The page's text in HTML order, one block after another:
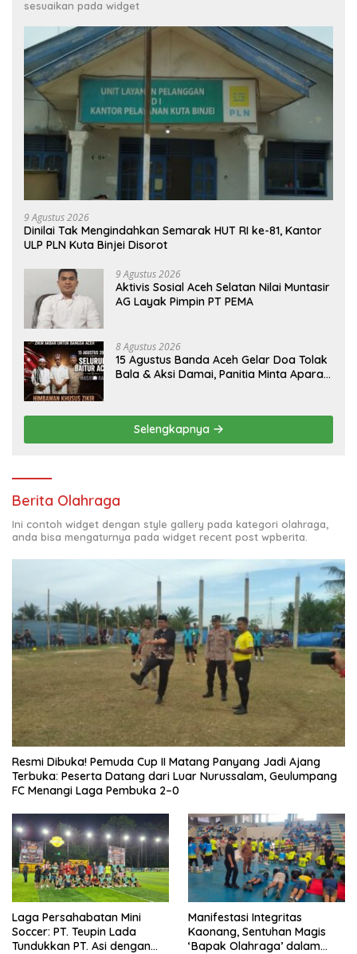
sesuaikan pada widget
9 Agustus 2026
Dinilai Tak Mengindahkan Semarak HUT RI ke-81, Kantor
ULP PLN Kuta Binjei Disorot
9 Agustus 2026
Aktivis Sosial Aceh Selatan Nilai Muntasir
AG Layak Pimpin PT PEMA
8 Agustus 2026
15 Agustus Banda Aceh Gelar Doa Tolak
Bala & Aksi Damai, Panitia Minta Aparat
Selengkapnya
Berita Olahraga
Ini contoh widget dengan style gallery pada kategori olahraga,
anda bisa mengaturnya pada widget recent post wpberita.
Resmi Dibuka! Pemuda Cup II Matang Panyang Jadi Ajang
Terbuka: Peserta Datang dari Luar Nurussalam, Geulumpang
FC Menangi Laga Pembuka 2–0
Laga Persahabatan Mini
Soccer: PT. Teupin Lada
Tundukkan PT. Asi dengan
Manifestasi Integritas
Kaonang, Sentuhan Magis
‘Bapak Olahraga’ dalam